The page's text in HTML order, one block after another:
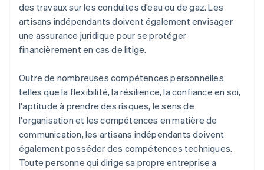
des travaux sur les conduites d’eau ou de gaz. Les
artisans indépendants doivent également envisager
une assurance juridique pour se protéger
financièrement en cas de litige.
Outre de nombreuses compétences personnelles
telles que la flexibilité, la résilience, la confiance en soi,
l'aptitude à prendre des risques, le sens de
l'organisation et les compétences en matière de
communication, les artisans indépendants doivent
également posséder des compétences techniques.
Toute personne qui dirige sa propre entreprise a